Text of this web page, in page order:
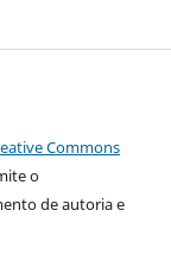
Commons
o
de autoria e